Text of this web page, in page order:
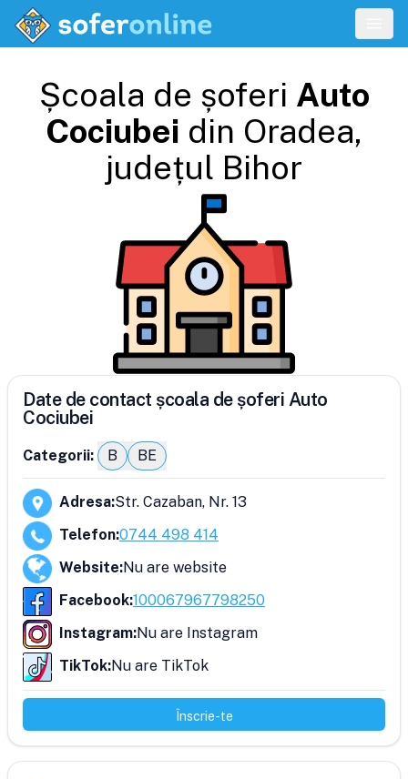
Școala de șoferi Auto
Cociubei din Oradea,
județul Bihor
Date de contact școala de șoferi Auto
Cociubei
Categorii: B BE
Adresa:Str. Cazaban, Nr. 13
Telefon:0744 498 414
Website:Nu are website
Facebook:100067967798250
Instagram:Nu are Instagram
TikTok:Nu are TikTok
Înscrie-te